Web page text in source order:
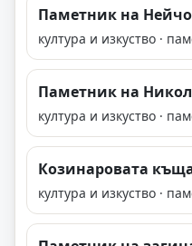
Паметник на
култура и изкуство ·
Паметник на
култура и изкуство ·
Козинаровата
култура и изкуство ·